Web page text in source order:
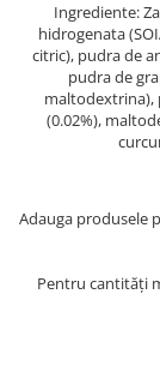
Ingrediente:
hidrogenata
citric), pudra de
pudra de
maltodextrina),
(0.02%),
Adauga produsele
Pentru cantități